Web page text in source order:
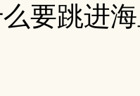
要跳进